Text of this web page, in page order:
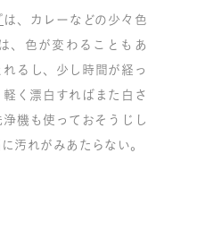
は、カレーなどの少々色
、色が変わることもあ
るし、少し時間が経っ
く漂白すればまた白さ
機も使っておそうじし
汚れがみあたらない。